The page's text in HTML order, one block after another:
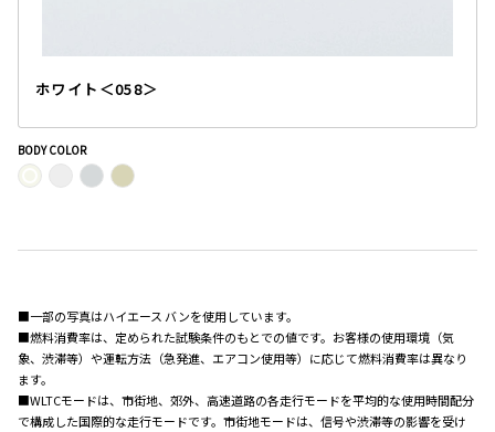
ホワイト＜058＞
BODY COLOR
■一部の写真はハイエース バンを使用しています。
■燃料消費率は、定められた試験条件のもとでの値です。お客様の使用環境（気
象、渋滞等）や運転方法（急発進、エアコン使用等）に応じて燃料消費率は異なり
ます。
■WLTCモードは、市街地、郊外、高速道路の各走行モードを平均的な使用時間配分
で構成した国際的な走行モードです。市街地モードは、信号や渋滞等の影響を受け